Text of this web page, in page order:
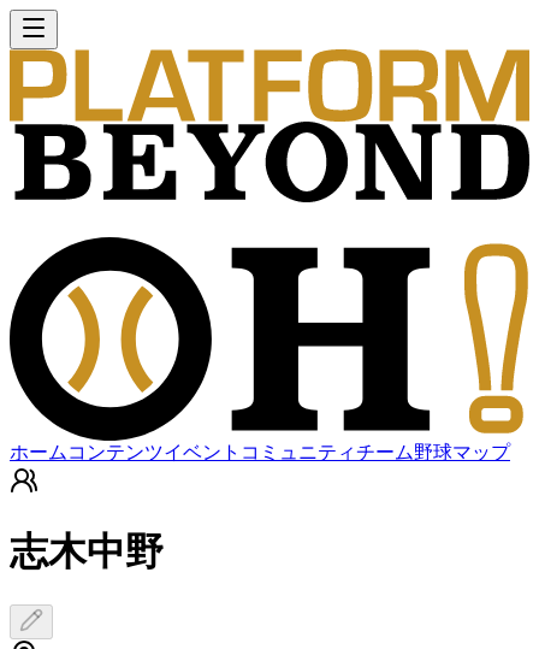
ホーム コンテンツイベント コミュニティチーム野球マップ
志木中野